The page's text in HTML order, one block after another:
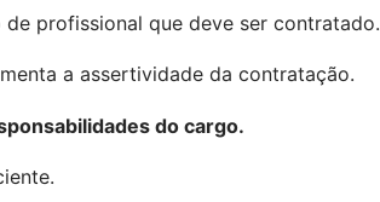
profissional que deve ser contratado.
a assertividade da contratação.
do cargo.